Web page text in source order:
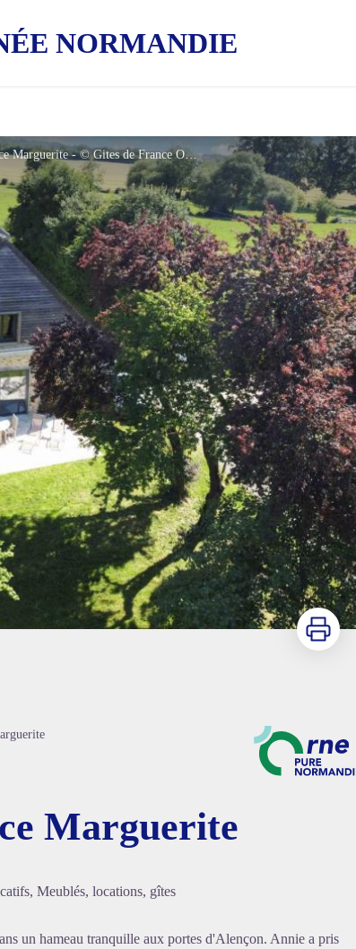
NORMANDIE
Gîtes de France Marguerite - © Gites de France Orne
Voir l'image en plein écran
Imprimer
Marguerite
Meublés, locations, gîtes
un hameau tranquille aux portes d'Alençon. Annie a pris